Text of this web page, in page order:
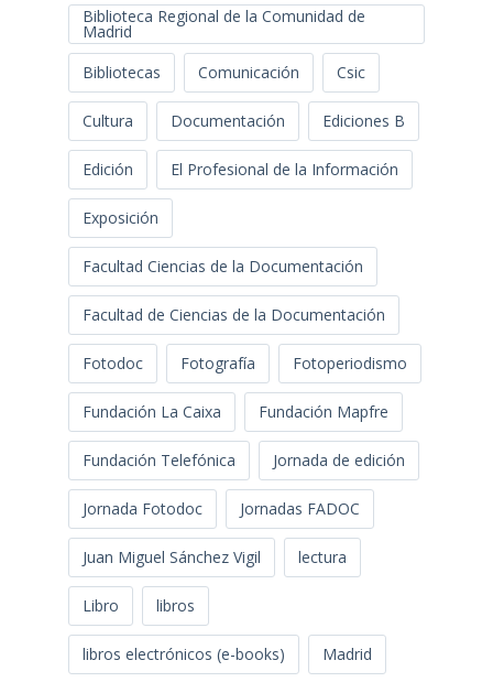
Biblioteca Regional de la Comunidad de
Madrid
Bibliotecas
Comunicación Csic
Cultura Documentación Ediciones B
Edición El Profesional de la Información
Exposición
Facultad Ciencias de la Documentación
Facultad de Ciencias de la Documentación
Fotodoc Fotografía Fotoperiodismo
Fundación La Caixa Fundación Mapfre
Fundación Telefónica Jornada de edición
Jornada Fotodoc Jornadas FADOC
Juan Miguel Sánchez Vigil lectura
Libro libros
libros electrónicos (e-books) Madrid